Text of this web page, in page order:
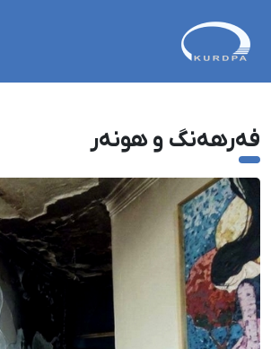
فەرهەنگ و هونەر